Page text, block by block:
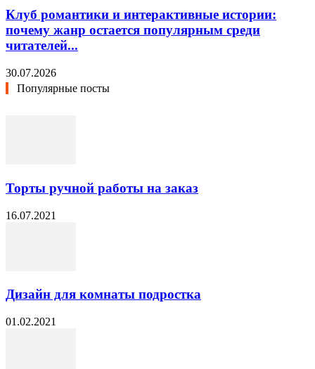
Клуб романтики и интерактивные истории:
почему жанр остается популярным среди
читателей...
30.07.2026
Популярные посты
Торты ручной работы на заказ
16.07.2021
Дизайн для комнаты подростка
01.02.2021